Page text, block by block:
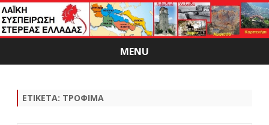
MENU
Skip
ΕΤΙΚΈΤΑ: ΤΡΌΦΙΜΑ